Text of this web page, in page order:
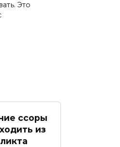
Это
ссоры
из